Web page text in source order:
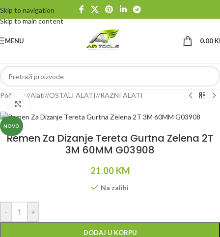
Skip to navigation
Skip to main content
MENU 0.00
Početna/ Alati/ OSTALI ALATI/ RAZNI ALATI
NOVO
Remen Za Dizanje Tereta Gurtna Zelena 2T
3M 60MM G03908
21.00 KM
Na zalihi
- +
DODAJ U KORPU